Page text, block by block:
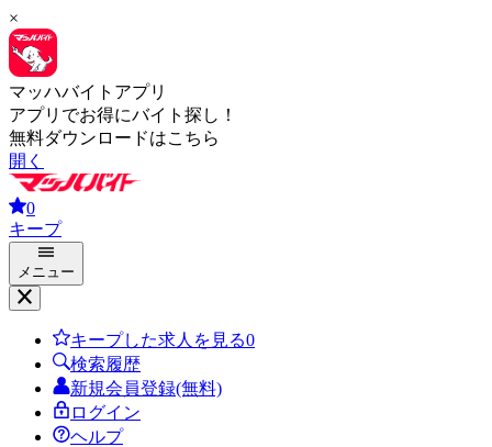
×
マッハバイトアプリ
アプリでお得にバイト探し！
無料ダウンロードはこちら
開く
0
キープ
メニュー
キープした求人を見る0
検索履歴
新規会員登録(無料)
ログイン
ヘルプ